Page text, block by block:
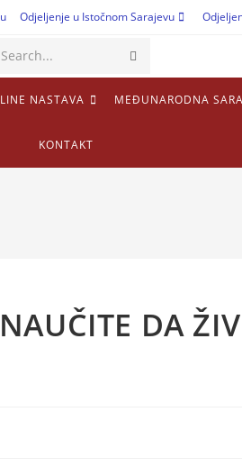
Odjeljenje u Istočnom Sarajevu
Search...
NASTAVA MEĐUNARODNA
KONTAKT
DA